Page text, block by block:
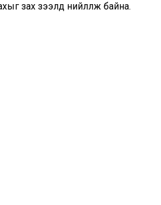
зах зээлд нийлүүлж байна.